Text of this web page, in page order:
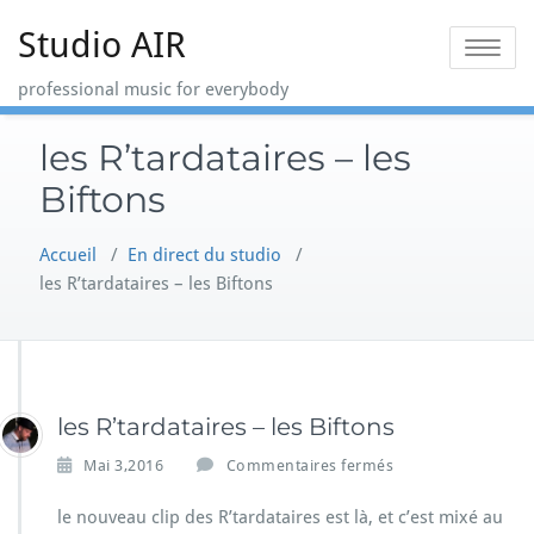
Studio AIR
professional music for everybody
Toggle
les R’tardataires – les
Biftons
Accueil / En direct du studio /
les R’tardataires – les Biftons
les R’tardataires – les Biftons
Mai 3,2016 Commentaires fermés
r
le nouveau clip des R’tardataires est là, et c’est mixé au